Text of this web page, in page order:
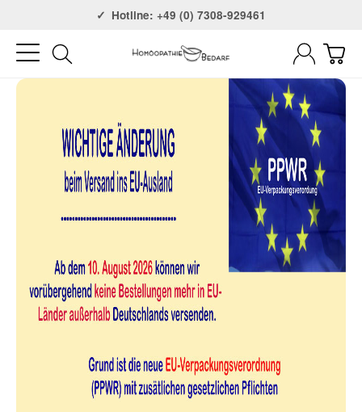
Versandkostenfrei ab 75€Hotline: +49 (0) 7308-929461